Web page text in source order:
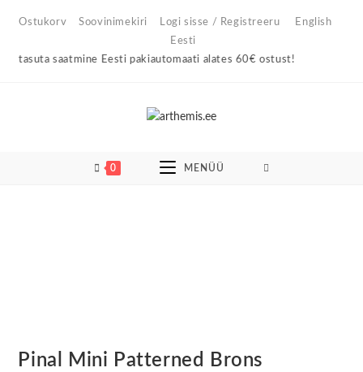
Ostukorv Soovinimekiri Logi sisse / Registreeru
English
Eesti
saatmine Eesti pakiautomaati alates 60€ ostust!
0 MENÜÜ
Pinal Mini Patterned Brons